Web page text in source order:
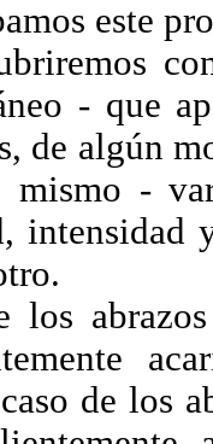
este
- que
de algún
-
intensidad
de los